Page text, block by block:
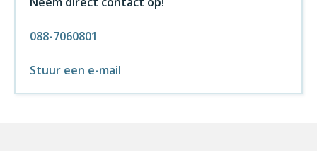
088-7060801
Stuur een e-mail